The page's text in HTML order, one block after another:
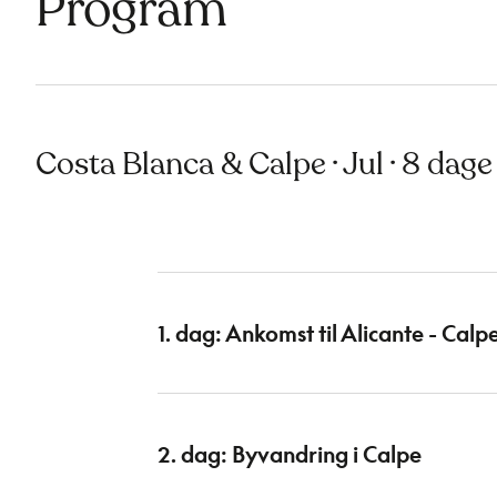
Costa Blanca & Calpe · Jul · 8 dage
1. dag: Ankomst til Alicante -
2. dag: Byvandring i Calpe